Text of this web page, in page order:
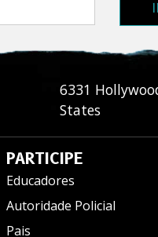
6331
States
PARTICIPE
Educadores
Autoridade Policial
Pais